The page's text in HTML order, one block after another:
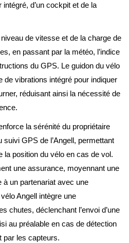
d’un cockpit et de la
de vitesse et de la charge de
en passant par la météo, l’indice
du GPS. Le guidon du vélo
vibrations intégré pour indiquer
réduisant ainsi la nécessité de
la sérénité du propriétaire
suivi GPS de l’Angell, permettant
la position du vélo en cas de vol.
une assurance, moyennant une
un partenariat avec une
Angell intègre une
chutes, déclenchant l’envoi d’une
au préalable en cas de détection
par les capteurs.